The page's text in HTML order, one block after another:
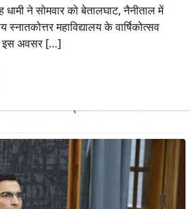
धामी ने सोमवार को बेतालघाट, नैनीताल में
महाविद्यालय के वार्षिकोत्सव
इस अवसर […]